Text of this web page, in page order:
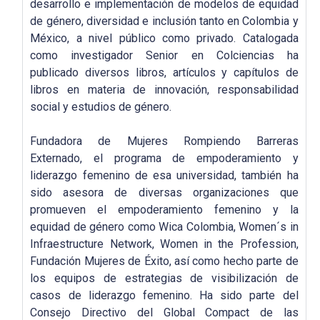
desarrollo e implementación de modelos de equidad
de género, diversidad e inclusión tanto en Colombia y
México, a nivel público como privado. Catalogada
como investigador Senior en Colciencias ha
publicado diversos libros, artículos y capítulos de
libros en materia de innovación, responsabilidad
social y estudios de género.
Fundadora de Mujeres Rompiendo Barreras
Externado, el programa de empoderamiento y
liderazgo femenino de esa universidad, también ha
sido asesora de diversas organizaciones que
promueven el empoderamiento femenino y la
equidad de género como Wica Colombia, Women´s in
Infraestructure Network, Women in the Profession,
Fundación Mujeres de Éxito, así como hecho parte de
los equipos de estrategias de visibilización de
casos de liderazgo femenino. Ha sido parte del
Consejo Directivo del Global Compact de las